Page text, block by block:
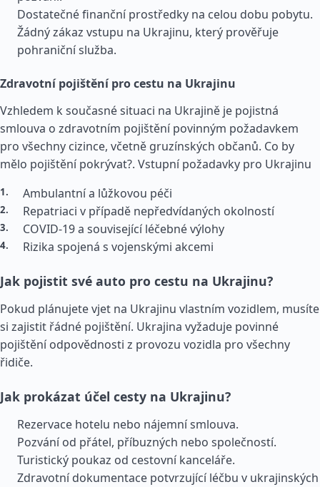
Dostatečné finanční prostředky na celou dobu pobytu.
Žádný zákaz vstupu na Ukrajinu, který prověřuje
pohraniční služba.
Zdravotní pojištění pro cestu na Ukrajinu
Vzhledem k současné situaci na Ukrajině je pojistná
smlouva o zdravotním pojištění povinným požadavkem
pro všechny cizince, včetně gruzínských občanů. Co by
mělo pojištění pokrývat?. Vstupní požadavky pro Ukrajinu
Ambulantní a lůžkovou péči
Repatriaci v případě nepředvídaných okolností
COVID-19 a související léčebné výlohy
Rizika spojená s vojenskými akcemi
Jak pojistit své auto pro cestu na Ukrajinu?
Pokud plánujete vjet na Ukrajinu vlastním vozidlem, musíte
si zajistit řádné pojištění. Ukrajina vyžaduje povinné
pojištění odpovědnosti z provozu vozidla pro všechny
řidiče.
Jak prokázat účel cesty na Ukrajinu?
Rezervace hotelu nebo nájemní smlouva.
Pozvání od přátel, příbuzných nebo společností.
Turistický poukaz od cestovní kanceláře.
Zdravotní dokumentace potvrzující léčbu v ukrajinských